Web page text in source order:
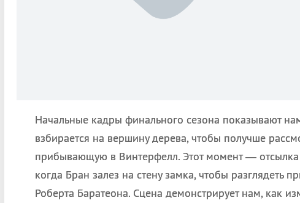
Начальные кадры финального сезона показывают
взбирается на вершину дерева, чтобы получше
прибывающую в Винтерфелл. Этот момент — отсылка
когда Бран залез на стену замка, чтобы разглядеть
Роберта Баратеона. Сцена демонстрирует нам, как